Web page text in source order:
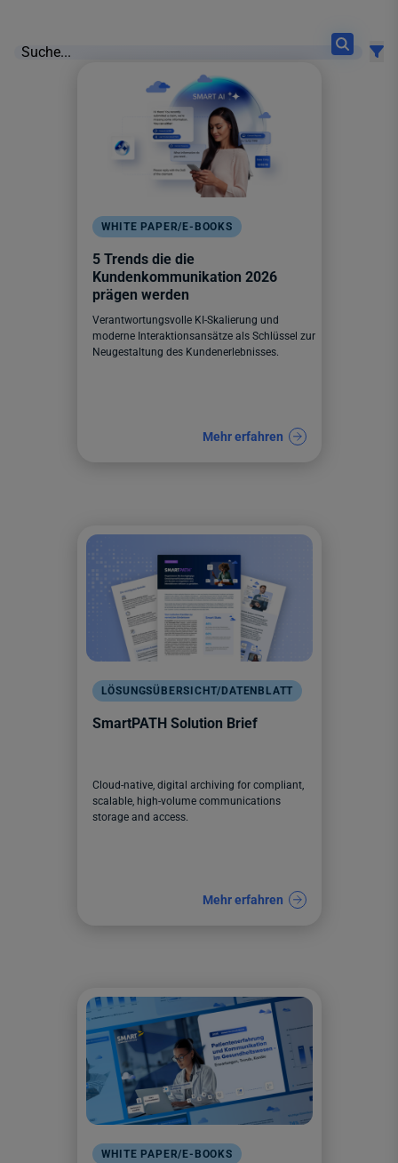
WHITE PAPER/E-BOOKS
5 Trends die die
Kundenkommunikation 2026
prägen werden
Verantwortungsvolle KI-Skalierung und
moderne Interaktionsansätze als Schlüssel zur
Neugestaltung des Kundenerlebnisses.
Mehr erfahren
LÖSUNGSÜBERSICHT/DATENBLATT
SmartPATH Solution Brief
Cloud-native, digital archiving for compliant,
scalable, high-volume communications
storage and access.
Mehr erfahren
WHITE PAPER/E-BOOKS
12 results found